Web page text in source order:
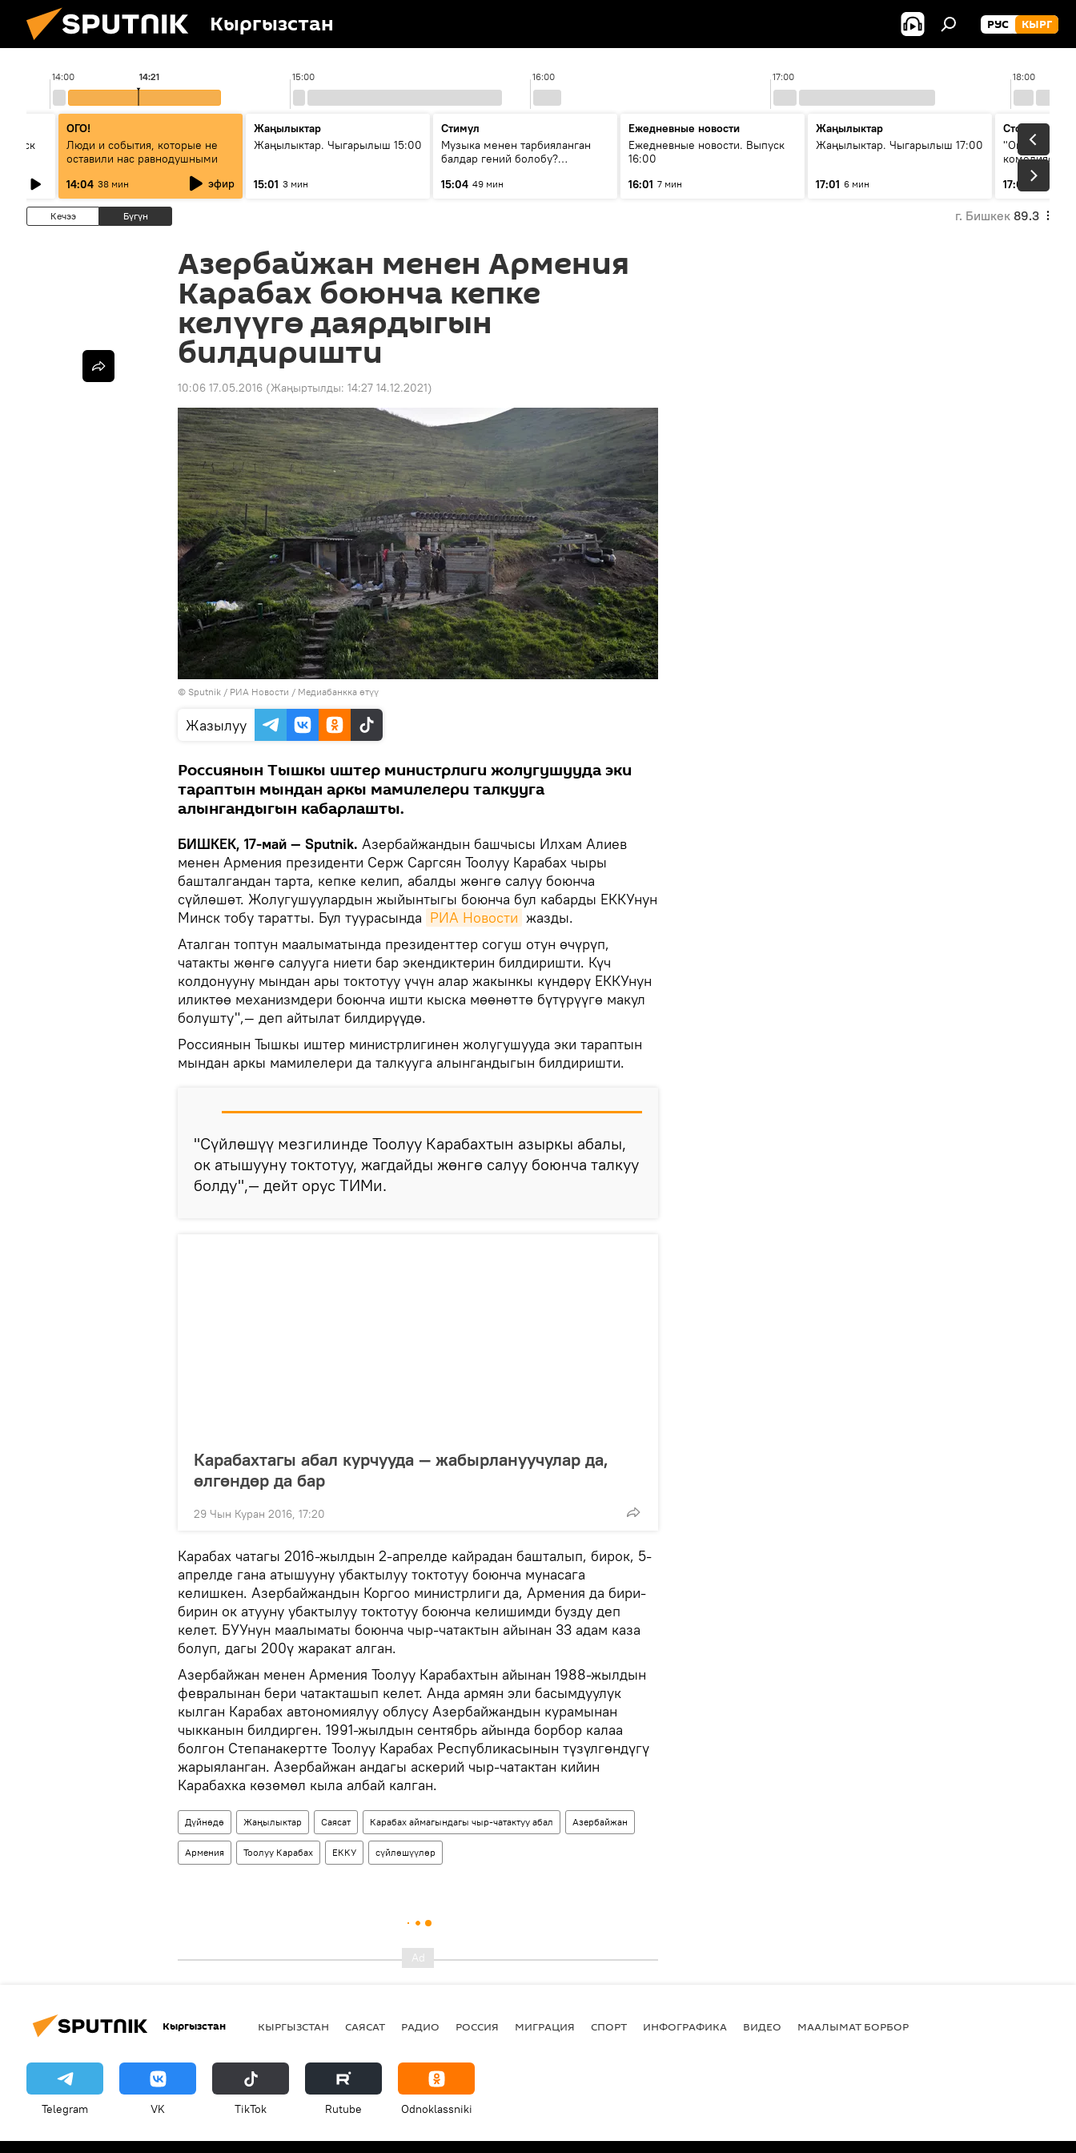
Кыргызстан РУС КЫРГ
14:00 15:00 16:00 17:00 18:00
14:21
ОГО!
Люди и события, которые не
оставили нас равнодушными
14:04 38 мин эфир
Жаңылыктар
Жаңылыктар. Чыгарылыш 15:00
15:01 3 мин
Стимул
Музыка менен тарбияланган
балдар гений болобу?
музыканын орду
15:04 49 мин
Ежедневные новости
Ежедневные новости. Выпуск
16:00
16:01 7 мин
Жаңылыктар
Жаңылыктар. Чыгарылыш 17:00
17:01 6 мин
Стоп кадр
"Окен ава" —
комедиясы
17:07
34 мин
Кечээ Бүгүн г. Бишкек 89.3
Азербайжан менен Армения
Карабах боюнча кепке
келүүгө даярдыгын
билдиришти
10:06 17.05.2016 (Жаңыртылды: 14:27 14.12.2021)
© Sputnik / РИА Новости / Медиабанкка өтүү
Жазылуу
Россиянын Тышкы иштер министрлиги жолугушууда эки
тараптын мындан аркы мамилелери талкууга
алынгандыгын кабарлашты.
БИШКЕК, 17-май — Sputnik. Азербайжандын башчысы Илхам Алиев
менен Армения президенти Серж Саргсян Тоолуу Карабах чыры
башталгандан тарта, кепке келип, абалды жөнгө салуу боюнча
сүйлөшөт. Жолугушуулардын жыйынтыгы боюнча бул кабарды ЕККУнун
Минск тобу таратты. Бул туурасында РИА Новости жазды.
Аталган топтун маалыматында президенттер согуш отун өчүрүп,
чатакты жөнгө салууга ниети бар экендиктерин билдиришти. Күч
колдонууну мындан ары токтотуу үчүн алар жакынкы күндөрү ЕККУнун
иликтөө механизмдери боюнча ишти кыска мөөнөттө бүтүрүүгө макул
болушту",— деп айтылат билдирүүдө.
Россиянын Тышкы иштер министрлигинен жолугушууда эки тараптын
мындан аркы мамилелери да талкууга алынгандыгын билдиришти.
"Сүйлөшүү мезгилинде Тоолуу Карабахтын азыркы абалы,
ок атышууну токтотуу, жагдайды жөнгө салуу боюнча талкуу
болду",— дейт орус ТИМи.
Карабахтагы абал курчууда — жабырлануучулар да,
өлгөндөр да бар
29 Чын Куран 2016, 17:20
Карабах чатагы 2016-жылдын 2-апрелде кайрадан башталып, бирок, 5-
апрелде гана атышууну убактылуу токтотуу боюнча мунасага
келишкен. Азербайжандын Коргоо министрлиги да, Армения да бири-
бирин ок атууну убактылуу токтотуу боюнча келишимди бузду деп
келет. БУУнун маалыматы боюнча чыр-чатактын айынан 33 адам каза
болуп, дагы 200ү жаракат алган.
Азербайжан менен Армения Тоолуу Карабахтын айынан 1988-жылдын
февралынан бери чатакташып келет. Анда армян эли басымдуулук
кылган Карабах автономиялуу облусу Азербайжандын курамынан
чыкканын билдирген. 1991-жылдын сентябрь айында борбор калаа
болгон Степанакертте Тоолуу Карабах Республикасынын түзүлгөндүгү
жарыяланган. Азербайжан андагы аскерий чыр-чатактан кийин
Карабахка көзөмөл кыла албай калган.
Дүйнөдө Жаңылыктар Саясат Карабах аймагындагы чыр-чатактуу абал Азербайжан
Армения Тоолуу Карабах ЕККУ сүйлөшүүлөр
Кыргызстан КЫРГЫЗСТАН САЯСАТ РАДИО РОССИЯ МИГРАЦИЯ СПОРТ ИНФОГРАФИКА ВИДЕО МААЛЫМАТ БОРБОР
Telegram VK ТikТоk Rutube Odnoklassniki